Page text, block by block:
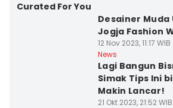
Curated For You
Desainer Muda
Jogja Fashion
12 Nov 2023, 11:17 WIB
News
Lagi Bangun
Simak Tips Ini
Makin Lancar!
21 Okt 2023, 21:52 WIB